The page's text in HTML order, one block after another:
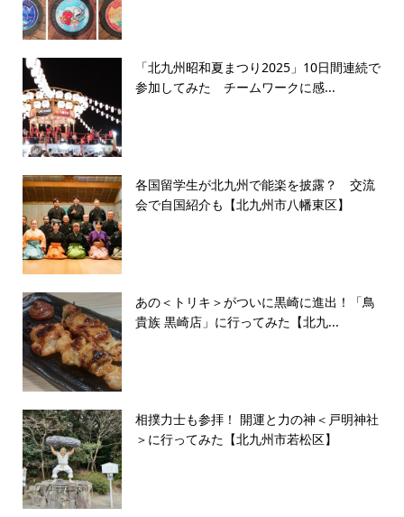
「北九州昭和夏まつり2025」10日間連続で
参加してみた チームワークに感...
各国留学生が北九州で能楽を披露？ 交流
会で自国紹介も【北九州市八幡東区】
あの＜トリキ＞がついに黒崎に進出！「鳥
貴族 黒崎店」に行ってみた【北九...
相撲力士も参拝！ 開運と力の神＜戸明神社
＞に行ってみた【北九州市若松区】